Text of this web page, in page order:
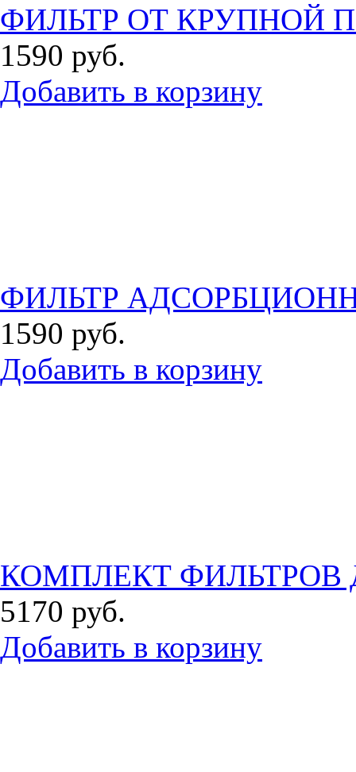
ФИЛЬТР ОТ КРУПНОЙ
1590 руб.
Добавить в корзину
ФИЛЬТР
1590 руб.
Добавить в корзину
КОМПЛЕКТ ФИЛЬТРОВ
5170 руб.
Добавить в корзину